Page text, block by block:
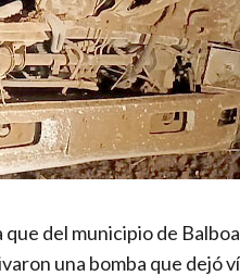
del municipio de
una bomba que dejó